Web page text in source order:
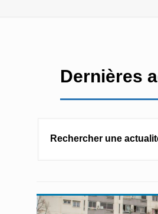
Dernières